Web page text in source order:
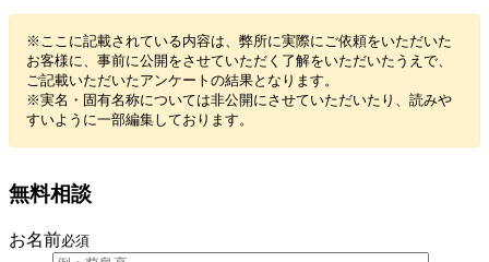
※ここに記載されている内容は、弊所に実際にご依頼をいただいた
お客様に、事前に公開をさせていただく了解をいただいたうえで、
ご記載いただいたアンケートの結果となります。
※実名・固有名称については非公開にさせていただいたり、読みや
すいように一部編集しております。
無料相談
お名前必須